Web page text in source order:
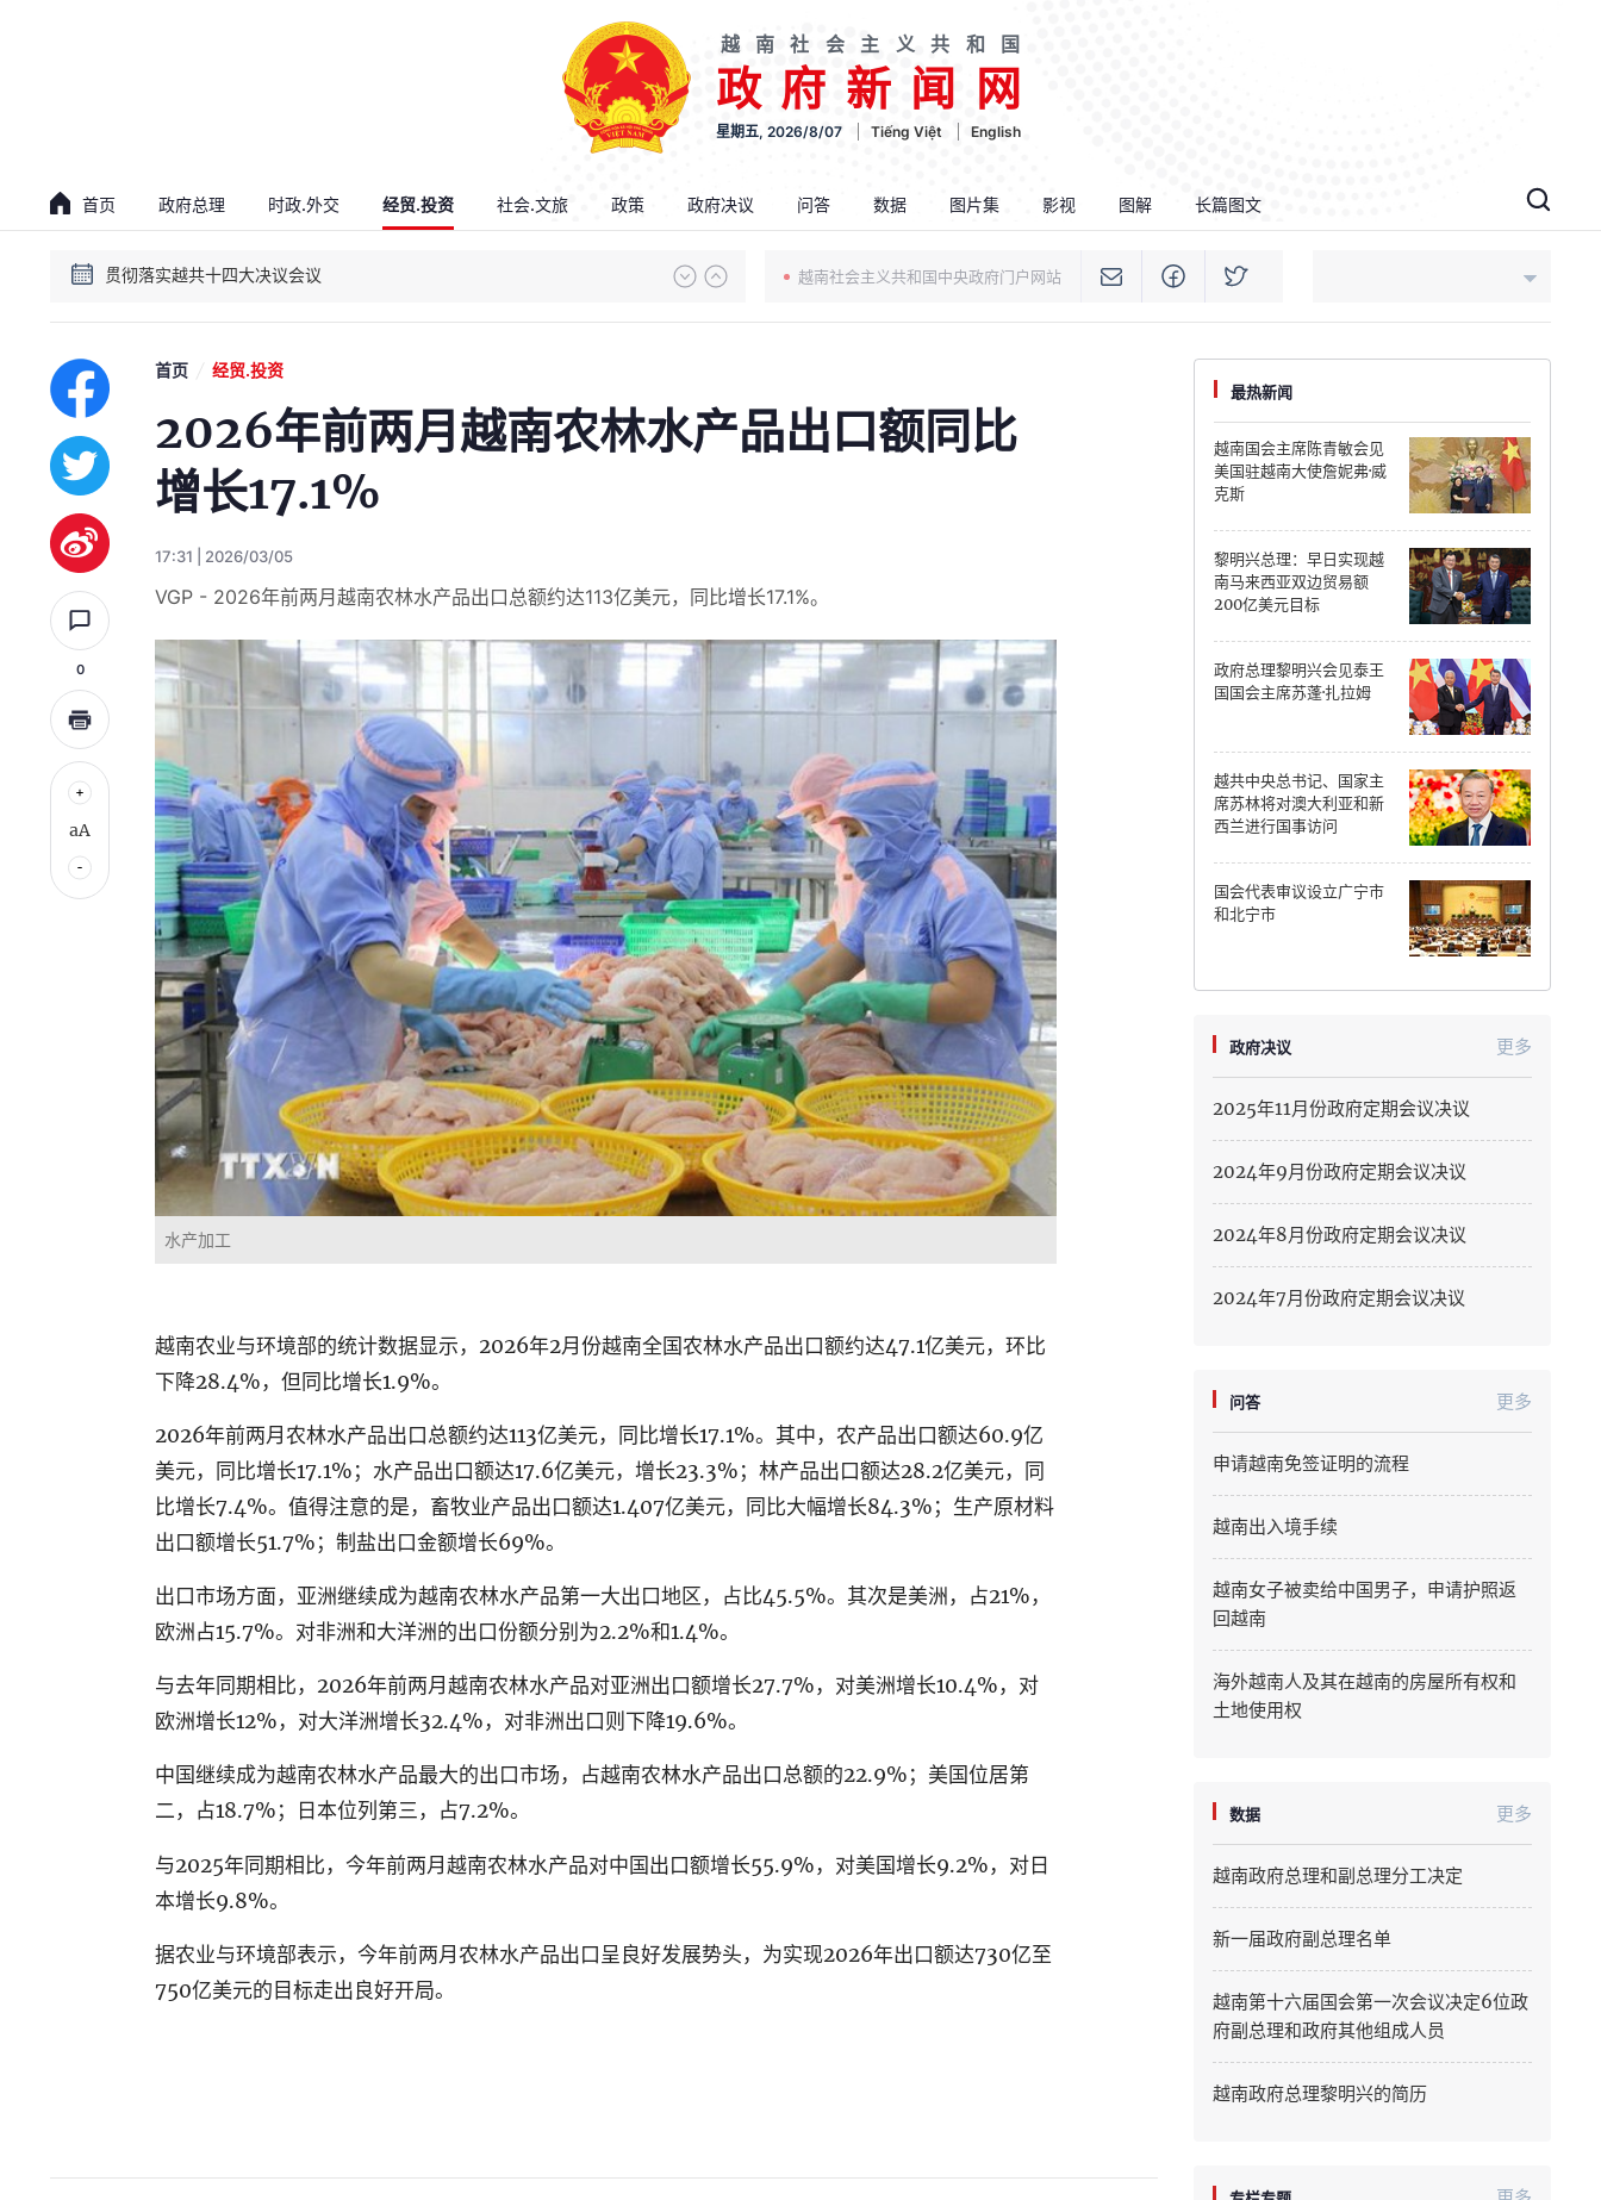
越南社会主义共和国
政府新闻网
星期五, 2026/8/07 Tiếng Việt English
首页 政府总理 时政.外交 经贸.投资 社会.文旅 政策 政府决议 问答 数据 图片集 影视 图解 长篇图文
贯彻落实越共十四大决议会议
越南党和政府领导人讲话 越南社会主义共和国中央政府门户网站
Bac Ninh
Cao Bang
Can Tho
Da Nang
Dong Nai
Dong Thap
Gia Lai
Ho Chi Minh
Hai Phong
Lai Chau
Lao Cai
Ninh Binh
Quang Ngai
Quang Ninh
Quang Tri
Thua Thien Hue
Tay Ninh
Vinh Long
0
aA
首页 经贸.投资
2026年前两月越南农林水产品出口额同比
增长17.1%
17:31 | 2026/03/05
VGP - 2026年前两月越南农林水产品出口总额约达113亿美元，同比增长17.1%。
水产加工
越南农业与环境部的统计数据显示， 2026年2月份越南全国农林水产品出口额约达47.1亿美元，环比
下降28.4%，但同比增长1.9%。
2026年前两月农林水产品出口总额约达113亿美元，同比增长17.1%。其中，农产品出口额达60.9亿
美元，同比增长17.1%；水产品出口额达17.6亿美元，增长23.3%；林产品出口额达28.2亿美元，同
比增长7.4%。值得注意的是，畜牧业产品出口额达1.407亿美元，同比大幅增长84.3%；生产原材料
出口额增长51.7%；制盐出口金额增长69%。
出口市场方面，亚洲继续成为越南农林水产品第一大出口地区，占比45.5%。其次是美洲，占21%，
欧洲占15.7%。对非洲和大洋洲的出口份额分别为2.2%和1.4%。
与去年同期相比， 2026年前两月越南农林水产品对亚洲出口额增长27.7%，对美洲增长10.4%，对
欧洲增长12%，对大洋洲增长32.4%，对非洲出口则下降19.6%。
中国继续成为越南农林水产品最大的出口市场，占越南农林水产品出口总额的22.9%；美国位居第
二，占18.7%；日本位列第三，占7.2%。
与2025年同期相比，今年前两月越南农林水产品对中国出口额增长55.9%，对美国增长9.2%，对日
本增长9.8%。
据农业与环境部表示，今年前两月农林水产品出口呈良好发展势头，为实现2026年出口额达730亿至
750亿美元的目标走出良好开局。
最热新闻
越南国会主席陈青敏会见
美国驻越南大使詹妮弗·威
克斯
黎明兴总理：早日实现越
南马来西亚双边贸易额
200亿美元目标
政府总理黎明兴会见泰王
国国会主席苏蓬·扎拉姆
越共中央总书记、国家主
席苏林将对澳大利亚和新
西兰进行国事访问
国会代表审议设立广宁市
和北宁市
政府决议 更多
2025年11月份政府定期会议决议
2024年9月份政府定期会议决议
2024年8月份政府定期会议决议
2024年7月份政府定期会议决议
问答 更多
申请越南免签证明的流程
越南出入境手续
越南女子被卖给中国男子，申请护照返
回越南
海外越南人及其在越南的房屋所有权和
土地使用权
数据 更多
越南政府总理和副总理分工决定
新一届政府副总理名单
越南第十六届国会第一次会议决定6位政
府副总理和政府其他组成人员
越南政府总理黎明兴的简历